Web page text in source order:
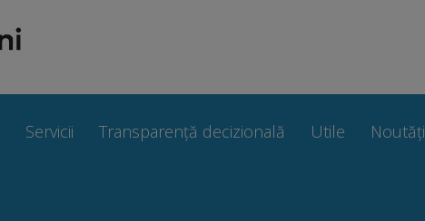
Servicii Transparență decizională Utile Noutăți